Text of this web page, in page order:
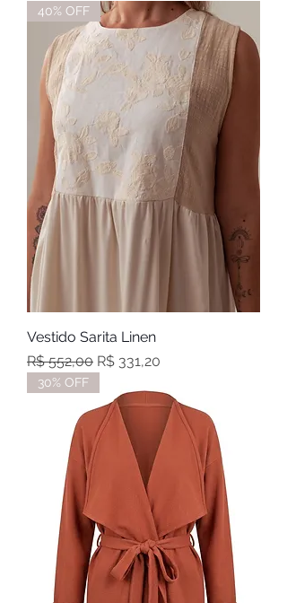
40% OFF
Vestido Sarita Linen
Preço normal
R$ 552,00 Preço promocional
R$ 331,20
30% OFF